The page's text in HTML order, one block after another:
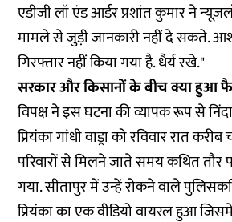
एडीजी लॉ एंड आर्डर प्रशांत कुमार ने
मामले से जुड़ी जानकारी नहीं दे सकते.
गिरफ्तार नहीं किया गया है. धैर्य रखे."
सरकार और किसानों के बीच क्या हुआ
विपक्ष ने इस घटना की व्यापक रूप से
प्रियंका गांधी वाड्रा को रविवार रात
परिवारों से मिलने जाते समय कथित तौर
गया. सीतापुर में उन्हें रोकने वाले
प्रियंका का एक वीडियो वायरल हुआ